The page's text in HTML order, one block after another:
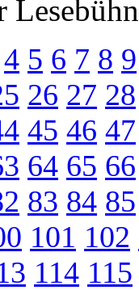
4 5 6 7 8 9
26 27 28
45 46 47
64 65 66
83 84 85
101 102
114 115